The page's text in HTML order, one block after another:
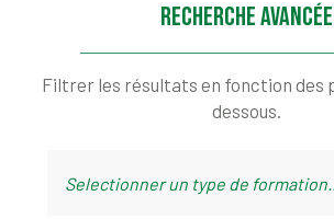
RECHERCHE AVANCÉE
Filtrer les résultats en fonction des
dessous.